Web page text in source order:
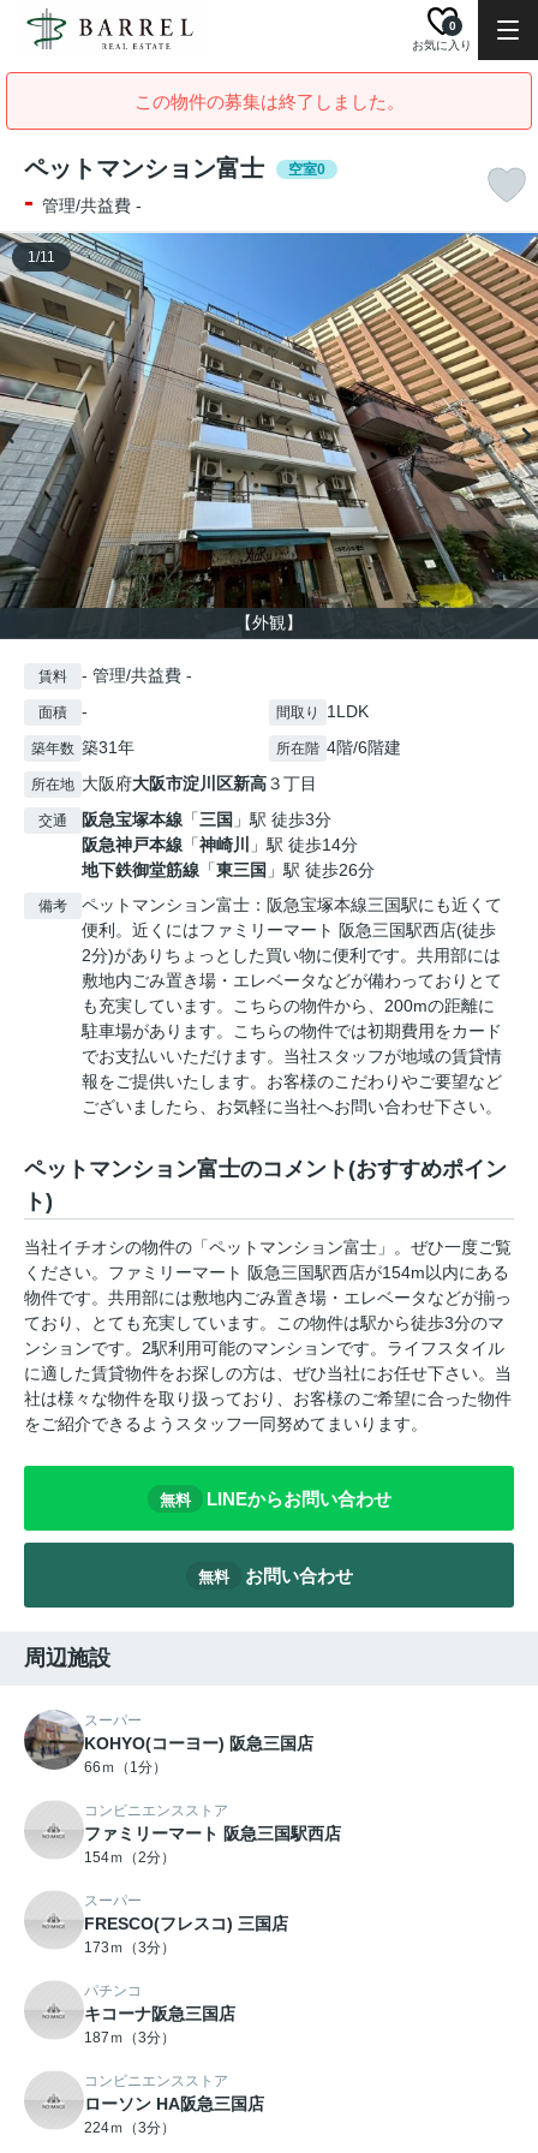
お気に入り
0
この物件の募集は終了しました。
ペットマンション富士 空室0
- 管理/共益費 -
【外観】
1/11
賃料 - 管理/共益費 -
面積 - 間取り 1LDK
築年数 築31年 所在階 4階/6階建
所在地 大阪府大阪市淀川区新高３丁目
交通 阪急宝塚本線 「三国 」駅 徒歩3分
阪急神戸本線 「神崎川
」駅 徒歩14分
地下鉄御堂筋線 「東三国 」駅 徒歩26分
備考
ペットマンション富士：阪急宝塚本線三国駅にも近くて
便利。近くにはファミリーマート 阪急三国駅西店(徒歩
2分)がありちょっとした買い物に便利です。共用部には
敷地内ごみ置き場・エレベータなどが備わっておりとて
も充実しています。こちらの物件から、200mの距離に
駐車場があります。こちらの物件では初期費用をカード
でお支払いいただけます。当社スタッフが地域の賃貸情
報をご提供いたします。お客様のこだわりやご要望など
ございましたら、お気軽に当社へお問い合わせ下さい。
ペットマンション富士のコメント(おすすめポイン
ト)
当社イチオシの物件の「ペットマンション富士」。ぜひ一度ご覧
ください。ファミリーマート 阪急三国駅西店が154m以内にある
物件です。共用部には敷地内ごみ置き場・エレベータなどが揃っ
ており、とても充実しています。この物件は駅から徒歩3分のマ
ンションです。2駅利用可能のマンションです。ライフスタイル
に適した賃貸物件をお探しの方は、ぜひ当社にお任せ下さい。当
社は様々な物件を取り扱っており、お客様のご希望に合った物件
をご紹介できるようスタッフ一同努めてまいります。
無料 LINEからお問い合わせ
無料 お問い合わせ
周辺施設
スーパー
KOHYO(コーヨー) 阪急三国店
66ｍ（1分）
コンビニエンスストア
ファミリーマート 阪急三国駅西店
154ｍ（2分）
スーパー
FRESCO(フレスコ) 三国店
173ｍ（3分）
パチンコ
キコーナ阪急三国店
187ｍ（3分）
コンビニエンスストア
ローソン HA阪急三国店
224ｍ（3分）